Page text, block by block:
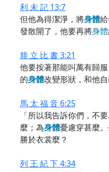
利 未 記 13:7
但他為得潔淨，將身體
發散開了，他要再將身體
腓 立 比 書 3:21
他要按著那能叫萬有歸
的身體改變形狀，和他
馬 太 福 音 6:25
「所以我告訴你們，不
麼；為身體憂慮穿甚麼
勝於衣裳麼？
列 王 紀 下 4:34